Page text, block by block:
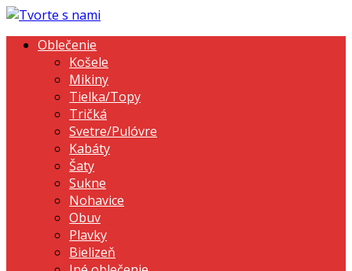
Oblečenie
Košele
Mikiny
Tielka/Topy
Tričká
Svetre/Pulóvre
Kabáty
Šaty
Sukne
Nohavice
Obuv
Plavky
Bielizeň